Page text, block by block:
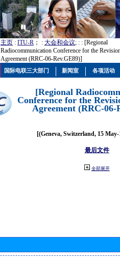
主页 : ITU-R ； : 大会和会议; : : [Regional
Radiocommunication Conference for the
Agreement (RRC-06-Rev.GE89)]
[Regional
Conference for the
Agreement (RRC-06-
[(Geneva, Switzerland, 15
最后文件
全部展开
国际电联三大部门 新闻室 各项活动